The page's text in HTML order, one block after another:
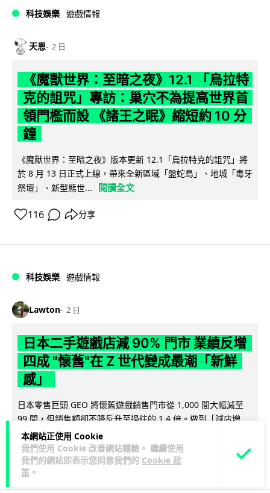
本網站正使用 Cookie
我們使用 Cookie 改善網站體驗。 繼續使用
我們的網站即表示您同意我們的 Cookie 政
策 。
科技娛樂 遊戲情報
天恩 2 日
《魔獸世界：至暗之夜》12.1 「烏拉特
克的詛咒」專訪：巢穴不為提高世界首
領門檻而設 《諸王之眠》縮短約 10 分
鐘
《魔獸世界：至暗之夜》版本更新 12.1「烏拉特克的詛咒」將
於 8 月 13 日正式上線，帶來全新區域「盤蛇島」、地城「毒牙
祭壇」、新型態世...
閱讀全文
116 分享
科技娛樂 遊戲情報
Lawton 2 日
日本二手遊戲店減 90% 門市 業績反增
四成 "懷舊"在 Z 世代變成最潮「新鮮
感」
日本零售巨頭 GEO 將懷舊遊戲銷售門市從 1,000 間大幅減至
99 間，但銷售額卻不降反升至過往的 1.4 倍。做到「減店增
收」奇蹟，...
閱讀全文
261 20 ↗ 分享